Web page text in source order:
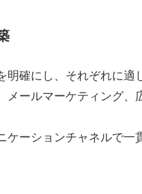
明確にし、それぞれに適
メールマーケティング
ケーションチャネルで